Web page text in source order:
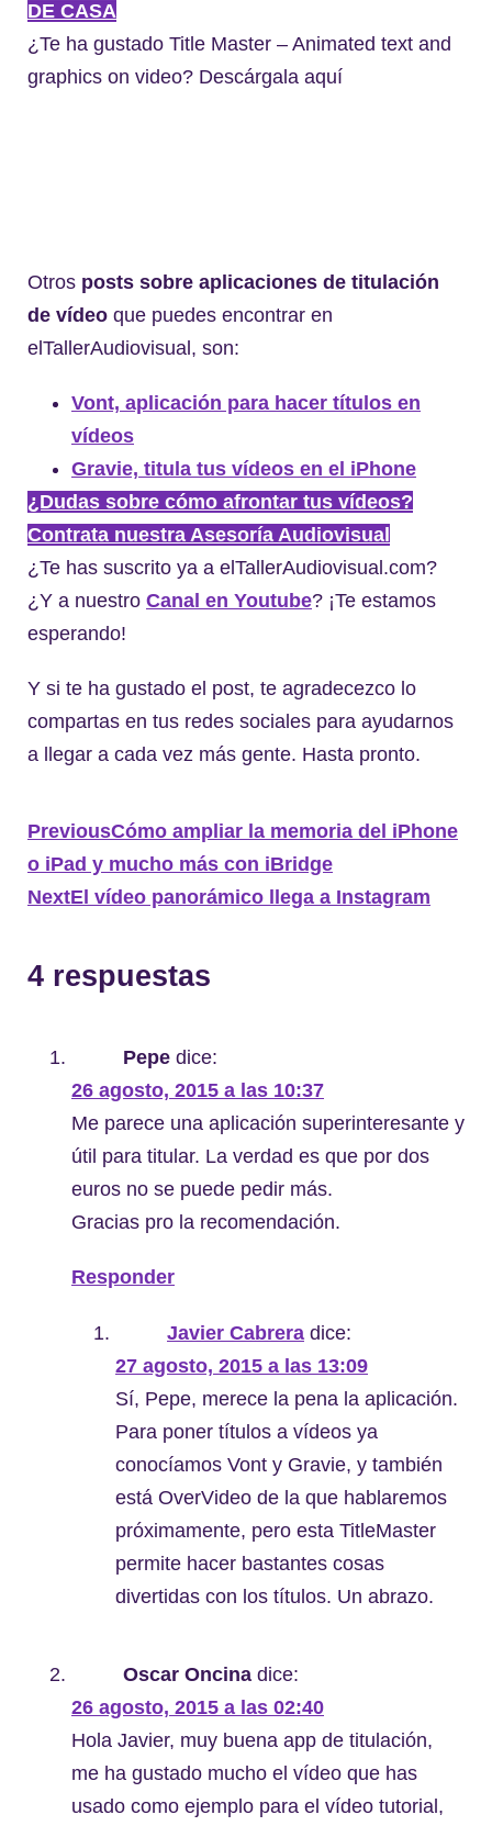
DE CASA
¿Te ha gustado Title Master – Animated text and
graphics on video? Descárgala aquí
Otros posts sobre aplicaciones de titulación
de vídeo que puedes encontrar en
elTallerAudiovisual, son:
Vont, aplicación para hacer títulos en
vídeos
Gravie, titula tus vídeos en el iPhone
¿Dudas sobre cómo afrontar tus vídeos?
Contrata nuestra Asesoría Audiovisual
¿Te has suscrito ya a elTallerAudiovisual.com?
¿Y a nuestro Canal en Youtube? ¡Te estamos
esperando!
Y si te ha gustado el post, te agradecezco lo
compartas en tus redes sociales para ayudarnos
a llegar a cada vez más gente. Hasta pronto.
PreviousCómo ampliar la memoria del iPhone
o iPad y mucho más con iBridge
NextEl vídeo panorámico llega a Instagram
4 respuestas
Pepe dice:
26 agosto, 2015 a las 10:37
Me parece una aplicación superinteresante y
útil para titular. La verdad es que por dos
euros no se puede pedir más.
Gracias pro la recomendación.
Responder
Javier Cabrera dice:
27 agosto, 2015 a las 13:09
Sí, Pepe, merece la pena la aplicación.
Para poner títulos a vídeos ya
conocíamos Vont y Gravie, y también
está OverVideo de la que hablaremos
próximamente, pero esta TitleMaster
permite hacer bastantes cosas
divertidas con los títulos. Un abrazo.
Oscar Oncina dice:
26 agosto, 2015 a las 02:40
Hola Javier, muy buena app de titulación,
me ha gustado mucho el vídeo que has
usado como ejemplo para el vídeo tutorial,